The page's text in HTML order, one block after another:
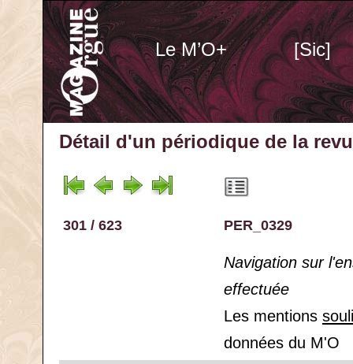
Le M’O+ [Sic]
Détail d'un périodique de la
301 / 623 PER_0329
Navigation sur
effectuée
Les mentions
données du M'O